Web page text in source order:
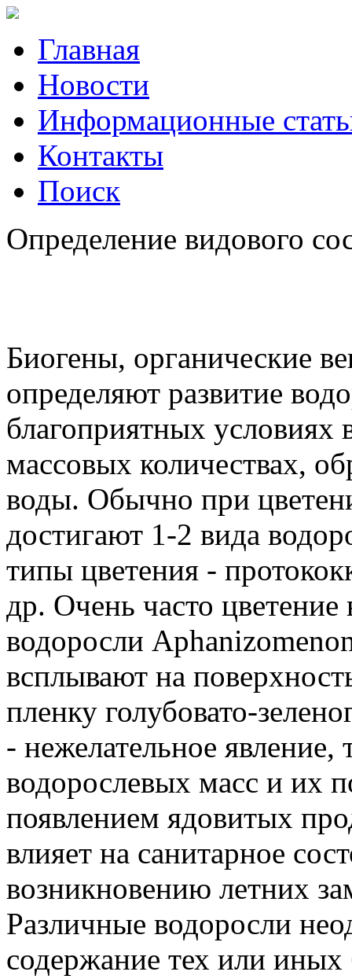
Главная
Новости
Информационные
Контакты
Поиск
Определение видового
Биогены, органические
определяют развитие
благоприятных условиях
массовых количествах,
воды. Обычно при
достигают 1-2 вида
типы цветения -
др. Очень часто
водоросли
всплывают на
пленку голубовато-
- нежелательное
водорослевых масс и их
появлением ядовитых
влияет на санитарное
возникновению летних
Различные водоросли
содержание тех или